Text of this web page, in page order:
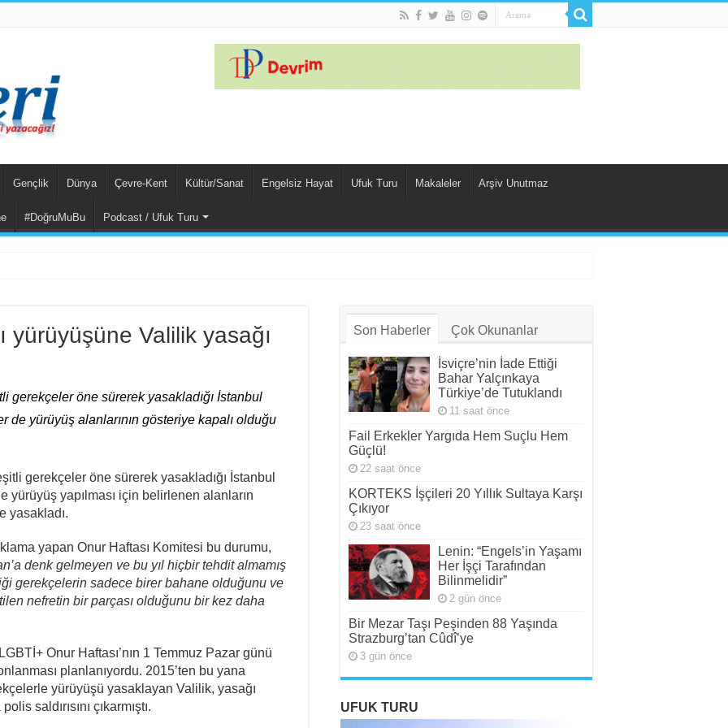
Gençlik Dünya Çevre-Kent Kültür/Sanat Engelsiz Hayat Ufuk Turu Makaleler Arşiv Unutmaz
#DoğruMuBu Podcast / Ufuk Turu
Hem Güçlü
yürüyüşüne Valilik yasağı
gerekçeler öne sürerek yasakladığı İstanbul
de yürüyüş alanlarının gösteriye kapalı olduğu
gerekçeler öne sürerek yasakladığı İstanbul
yürüyüş yapılması için belirlenen alanların
yasakladı.
yapan Onur Haftası Komitesi bu durumu,
denk gelmeyen ve bu yıl hiçbir tehdit almamış
gerekçelerin sadece birer bahane olduğunu ve
nefretin bir parçası olduğunu bir kez daha
Onur Haftası’nın 1 Temmuz Pazar günü
planlanıyordu. 2015’ten bu yana
yürüyüşü yasaklayan Valilik, yasağı
saldırısını çıkarmıştı.
Son Haberler Çok Okunanlar
İsviçre’nin İade Ettiği
Bahar Yalçınkaya
Türkiye’de Tutuklandı
11 saat önce
Fail Erkekler Yargıda Hem Suçlu Hem
Güçlü!
22 saat önce
KORTEKS İşçileri 20 Yıllık Sultaya Karşı
Çıkıyor
23 saat önce
Lenin: “Engels’in Yaşamı
Her İşçi Tarafından
Bilinmelidir”
2 gün önce
Bir Mezar Taşı Peşinden 88 Yaşında
Strazburg’tan Cûdî’ye
3 gün önce
UFUK TURU